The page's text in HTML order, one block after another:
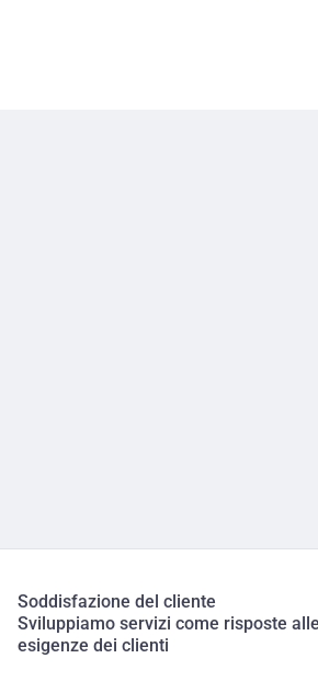
Soddisfazione del cliente
Sviluppiamo servizi come risposte alle
esigenze dei clienti